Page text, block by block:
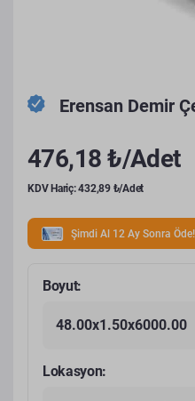
Erensan Demir
476,18 ₺/Adet
KDV Hariç: 432,89 ₺/Adet
Şimdi Al 12 Ay Sonra Öde!
Boyut:
48.00x1.50x6000.00
Lokasyon: